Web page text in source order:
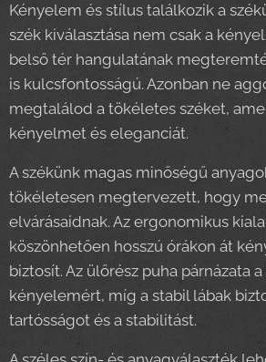
Kényelem és stílus találkozik a
szék kiválasztása nem csak a
belső tér hangulatának
is kulcsfontosságú. Azonban ne
megtalálod a tökéletes széket,
kényelmet és eleganciát.
A székünk magas minőségű
tökéletesen megtervezett, hogy
elvárásaidnak. Az ergonomikus
köszönhetően hosszú órákon át
biztosít. Az ülőrész puha párnázata
kényelemért, míg a stabil lábak
tartósságot és a stabilitást.